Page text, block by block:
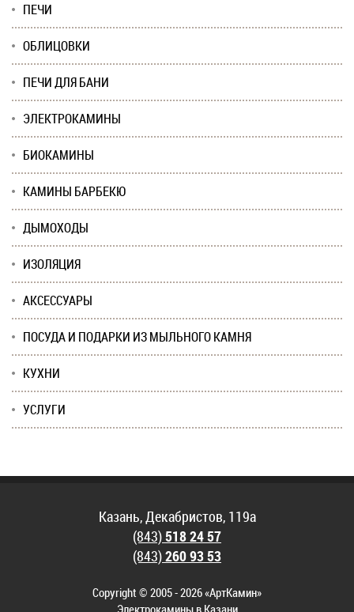
ПЕЧИ
ОБЛИЦОВКИ
ПЕЧИ ДЛЯ БАНИ
ЭЛЕКТРОКАМИНЫ
БИОКАМИНЫ
КАМИНЫ БАРБЕКЮ
ДЫМОХОДЫ
ИЗОЛЯЦИЯ
АКСЕССУАРЫ
ПОСУДА И ПОДАРКИ ИЗ МЫЛЬНОГО КАМНЯ
КУХНИ
УСЛУГИ
Казань, Декабристов, 119а
(843)518 24 57
(843)260 93 53
Copyright © 2005 - 2026 «АртКамин»
Электрокамины в Казани